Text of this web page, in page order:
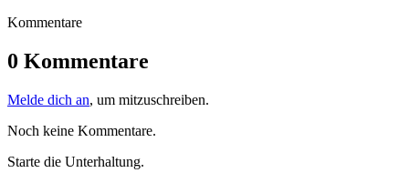
Kommentare
0 Kommentare
Melde dich an, um mitzuschreiben.
Noch keine Kommentare.
Starte die Unterhaltung.